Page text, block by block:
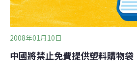
2008年01月10日
中國將禁止免費提供塑料購物袋